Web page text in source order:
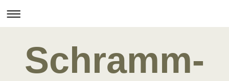
Schramm-